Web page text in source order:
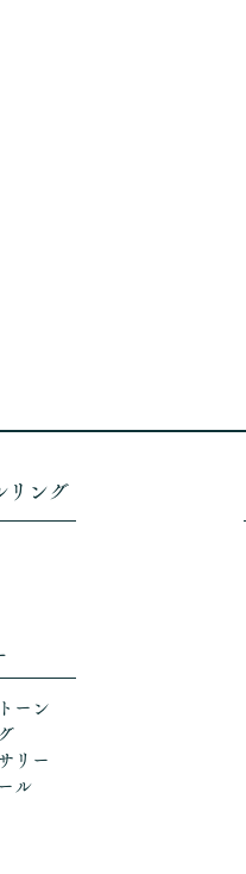
リング
ーン
リー
ル